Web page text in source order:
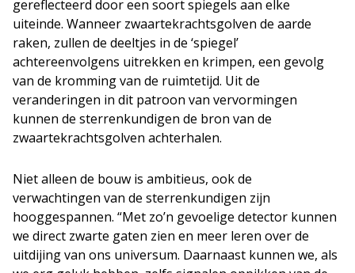
gereflecteerd door een soort spiegels aan elke
uiteinde. Wanneer zwaartekrachtsgolven de aarde
raken, zullen de deeltjes in de ‘spiegel’
achtereenvolgens uitrekken en krimpen, een gevolg
van de kromming van de ruimtetijd. Uit de
veranderingen in dit patroon van vervormingen
kunnen de sterrenkundigen de bron van de
zwaartekrachtsgolven achterhalen.
Niet alleen de bouw is ambitieus, ook de
verwachtingen van de sterrenkundigen zijn
hooggespannen. “Met zo’n gevoelige detector kunnen
we direct zwarte gaten zien en meer leren over de
uitdijing van ons universum. Daarnaast kunnen we, als